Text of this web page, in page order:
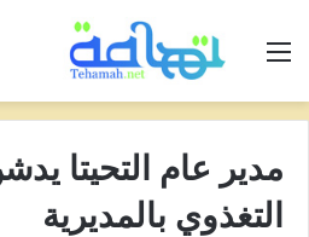
القائمة
مدير عام التحيتا
التغذوي بالمديرية